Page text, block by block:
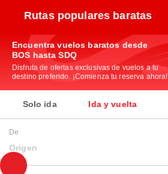
Rutas populares baratas
Encuentra vuelos baratos desde
BOS hasta SDQ
Disfruta de ofertas exclusivas de vuelos a tu
destino preferido. ¡Comienza tu reserva ahora!
Solo ida Ida y vuelta
De
Origen